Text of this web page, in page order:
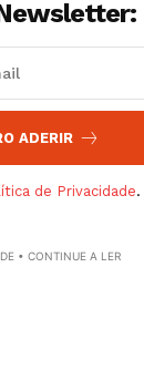
ADERIR
de Privacidade.
• CONTINUE A LER